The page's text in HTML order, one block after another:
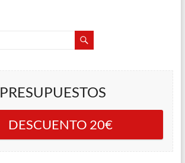
PRESUPUESTOS
DESCUENTO 20€